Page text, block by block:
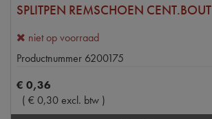
SPLITPEN REMSCHOEN CENT.BOUT
niet op voorraad
Productnummer 6200175
€ 0,36
( €0,30excl. btw )